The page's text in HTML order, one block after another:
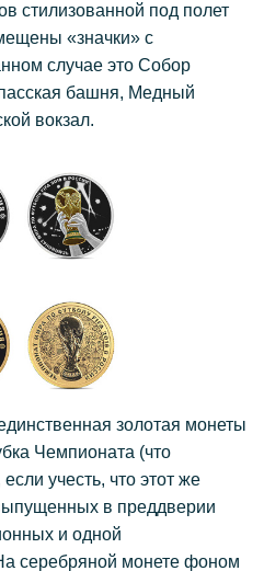
стилизованной под полет
«значки» с
случае это Собор
башня, Медный
вокзал.
золотая монеты
Чемпионата (что
учесть, что этот же
в преддверии
и одной
серебряной монете фоном